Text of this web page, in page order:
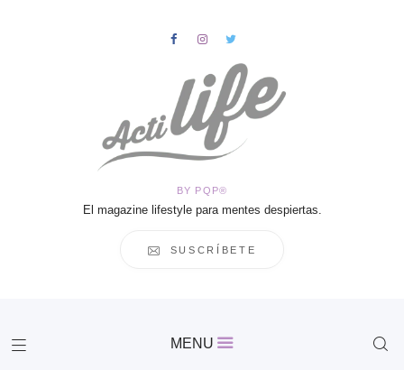
BY PQP®
El magazine lifestyle para mentes despiertas.
SUSCRÍBETE
MENU
HOME
Salud